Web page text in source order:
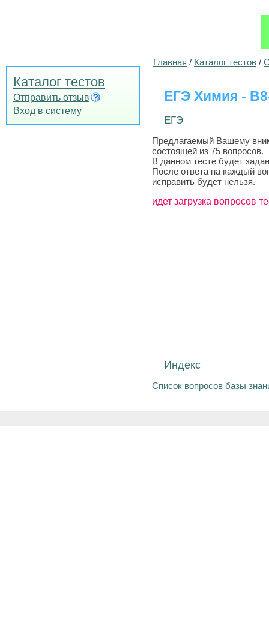
Каталог тестов
Отправить отзыв
Вход в систему
Главная / Каталог тестов /
ЕГЭ Химия -
ЕГЭ
Предлагаемый Вашему
состоящей из 75 вопросов.
В данном тесте будет
После ответа на каждый
исправить будет нельзя.
идет загрузка вопросов
Индекс
Список вопросов базы